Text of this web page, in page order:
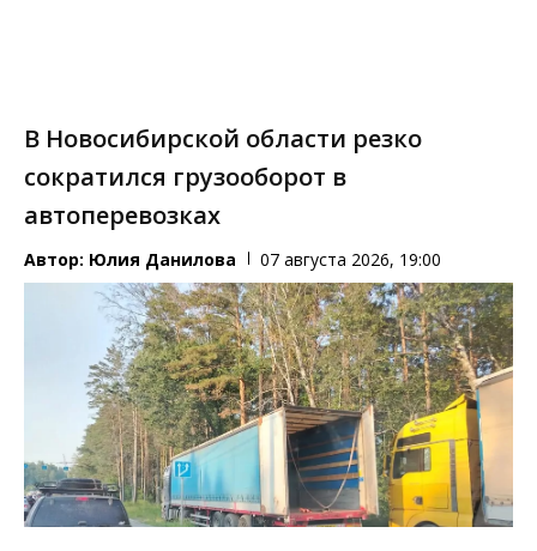
В Новосибирской области резко
сократился грузооборот в
автоперевозках
Автор: Юлия Данилова 07 августа 2026, 19:00